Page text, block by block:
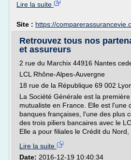
Lire la suite
Site : https://
Retrouvez tous nos
et assureurs
2 rue du Marchix 44916 Nantes
LCL Rhône-Alpes-Auvergne
18 rue de la République 69 002
La Société Générale est la
mutualiste en France. Elle est l'une
banques françaises, l'une des plus
des trois piliers bancaires avec le
Elle a pour filiales le Crédit du Nord,
Lire la suite
Date: 2016-12-19 10:40:34